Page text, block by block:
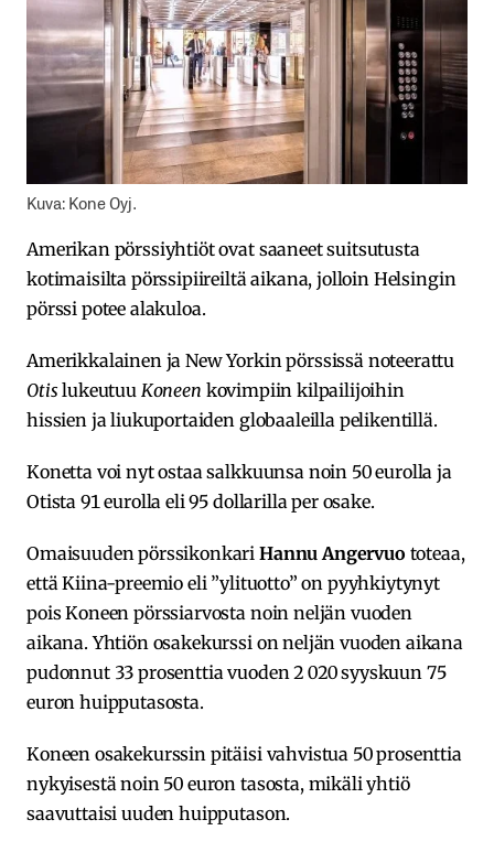
Kuva: Kone Oyj.
Amerikan pörssiyhtiöt ovat saaneet suitsutusta
kotimaisilta pörssipiireiltä aikana, jolloin Helsingin
pörssi potee alakuloa.
Amerikkalainen ja New Yorkin pörssissä noteerattu
Otislukeutuu Koneen kovimpiin kilpailijoihin
hissien ja liukuportaiden globaaleilla pelikentillä.
Konetta voi nyt ostaa salkkuunsa noin 50 eurolla ja
Otista 91 eurolla eli 95 dollarilla per osake.
Omaisuuden pörssikonkari Hannu Angervuo toteaa,
että Kiina-preemio eli ”ylituotto” on pyyhkiytynyt
pois Koneen pörssiarvosta noin neljän vuoden
aikana. Yhtiön osakekurssi on neljän vuoden aikana
pudonnut 33 prosenttia vuoden 2 020 syyskuun 75
euron huipputasosta.
Koneen osakekurssin pitäisi vahvistua 50 prosenttia
nykyisestä noin 50 euron tasosta, mikäli yhtiö
saavuttaisi uuden huipputason.